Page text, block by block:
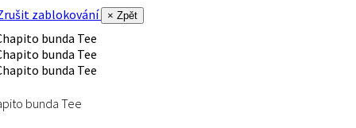
zablokování
× Zpět
bunda Tee